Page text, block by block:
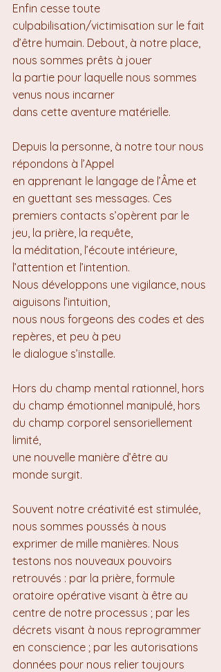
Enfin cesse toute
culpabilisation/victimisation sur le fait
d’être humain. Debout, à notre place,
nous sommes prêts à jouer
la partie pour laquelle nous sommes
venus nous incarner
dans cette aventure matérielle.
Depuis la personne, à notre tour nous
répondons à l’Appel
en apprenant le langage de l’Âme et
en guettant ses messages. Ces
premiers contacts s’opèrent par le
jeu, la prière, la requête,
la méditation, l’écoute intérieure,
l’attention et l’intention.
Nous développons une vigilance, nous
aiguisons l’intuition,
nous nous forgeons des codes et des
repères, et peu à peu
le dialogue s’installe.
Hors du champ mental rationnel, hors
du champ émotionnel manipulé, hors
du champ corporel sensoriellement
limité,
une nouvelle manière d’être au
monde surgit.
Souvent notre créativité est stimulée,
nous sommes poussés à nous
exprimer de mille manières. Nous
testons nos nouveaux pouvoirs
retrouvés : par la prière, formule
oratoire opérative visant à être au
centre de notre processus ; par les
décrets visant à nous reprogrammer
en conscience ; par les autorisations
données pour nous relier toujours